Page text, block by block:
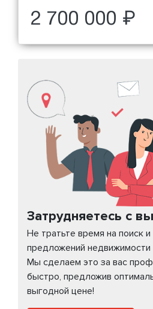
2 700 000 ₽
Затрудняетесь с
Не тратьте время на поиск
предложений недвижимости
Мы сделаем это за вас
быстро, предложив
выгодной цене!